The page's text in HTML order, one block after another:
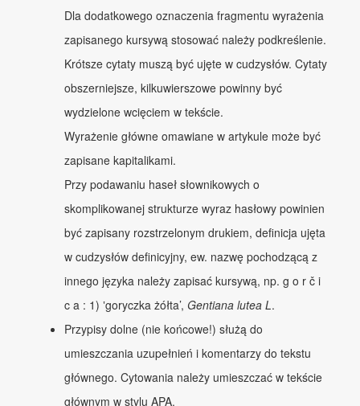
Dla dodatkowego oznaczenia fragmentu wyrażenia
zapisanego kursywą stosować należy podkreślenie.
Krótsze cytaty muszą być ujęte w cudzysłów. Cytaty
obszerniejsze, kilkuwierszowe powinny być
wydzielone wcięciem w tekście.
Wyrażenie główne omawiane w artykule może być
zapisane kapitalikami.
Przy podawaniu haseł słownikowych o
skomplikowanej strukturze wyraz hasłowy powinien
być zapisany rozstrzelonym drukiem, definicja ujęta
w cudzysłów definicyjny, ew. nazwę pochodzącą z
innego języka należy zapisać kursywą, np. g o r č i
c a : 1) ‛goryczka żółta’, Gentiana lutea L.
Przypisy dolne (nie końcowe!) służą do
umieszczania uzupełnień i komentarzy do tekstu
głównego. Cytowania należy umieszczać w tekście
głównym w stylu APA.